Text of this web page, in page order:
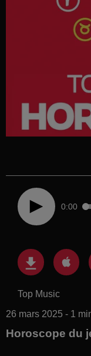
0:00
Top Music
26 mars 2025 - 1
Horoscope du